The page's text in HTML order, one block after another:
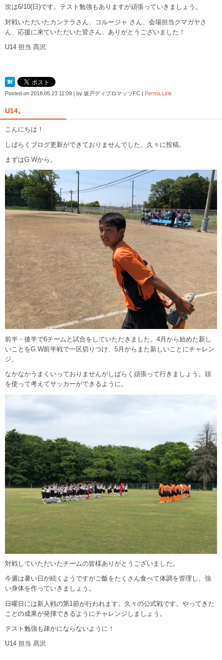
次は6/10(日)です。テスト勉強もありますが頑張っていきましょう。
対戦いただいたカンテラさん、コルージャ さん、会場担当クマガヤさ
ん、応援に来ていただいた皆さん、ありがとうございました！
U14 担当 髙沢
Posted on 2018.05.23 11:09 | by 坂戸ディプロマッツFC | Perma Link
U14。
こんにちは！
しばらくブログ更新ができておりませんでした。久々に投稿。
まずはG.Wから。
前半・後半で6チームと試合をしていただきました。4月から始めた新し
いことをG.W前半戦で一区切りつけ、5月からまた新しいことにチャレン
ジ。
なかなかうまくいっておりませんがしばらく頑張って行きましょう。頭
を使って考えてサッカーができるように。
対戦していただいたチームの皆様ありがとうございました。
今週は暑い日が続くようですがご飯をたくさん食べて体調を管理し、強
い身体を作っていきましょう。
日曜日には新人戦の第1節が行われます。久々の公式戦です。やってきた
ことの成果が発揮できるようにチャレンジしましょう。
テスト勉強も疎かにならないように！
U14 担当 髙沢